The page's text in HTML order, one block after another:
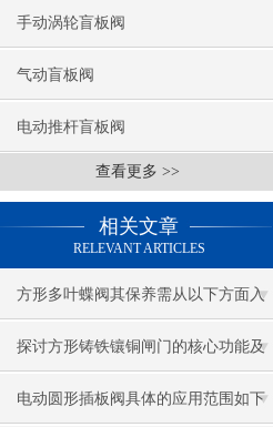
手动涡轮盲板阀
气动盲板阀
电动推杆盲板阀
查看更多 >>
相关文章
RELEVANT ARTICLES
方形多叶蝶阀其保养需从以下方面入
手
探讨方形铸铁镶铜闸门的核心功能及
结构优势
电动圆形插板阀具体的应用范围如下